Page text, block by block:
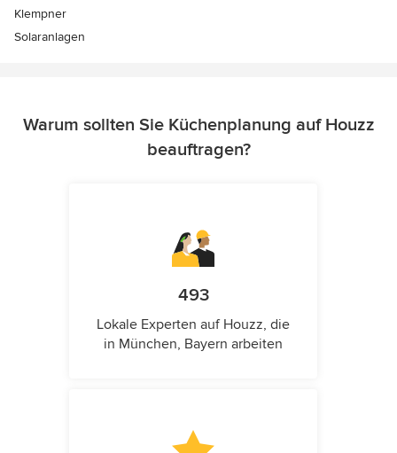
Klempner
Solaranlagen
Warum sollten Sie Küchenplanung auf Houzz
beauftragen?
493
Lokale Experten auf Houzz, die
in München, Bayern arbeiten